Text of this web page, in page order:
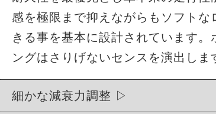
感を極限まで抑えながらもソフト
きる事を基本に設計されています
ングはさりげないセンスを演出しま
細かな減衰力調整